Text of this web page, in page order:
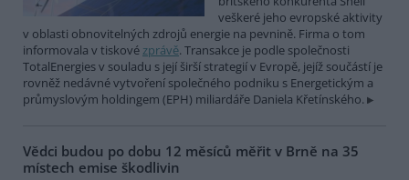
veškeré jeho evropské aktivity
v oblasti obnovitelných zdrojů energie na pevnině. Firma o tom
informovala v tiskovézprávě. Transakce je podle společnosti
TotalEnergies v souladu s její širší strategií v Evropě, jejíž součástí je
rovněž nedávné vytvoření společného podniku s Energetickým a
průmyslovým holdingem (EPH) miliardáře Daniela Křetínského.
Vědci budou po dobu 12 měsíců měřit v Brně na 35
místech emise škodlivin